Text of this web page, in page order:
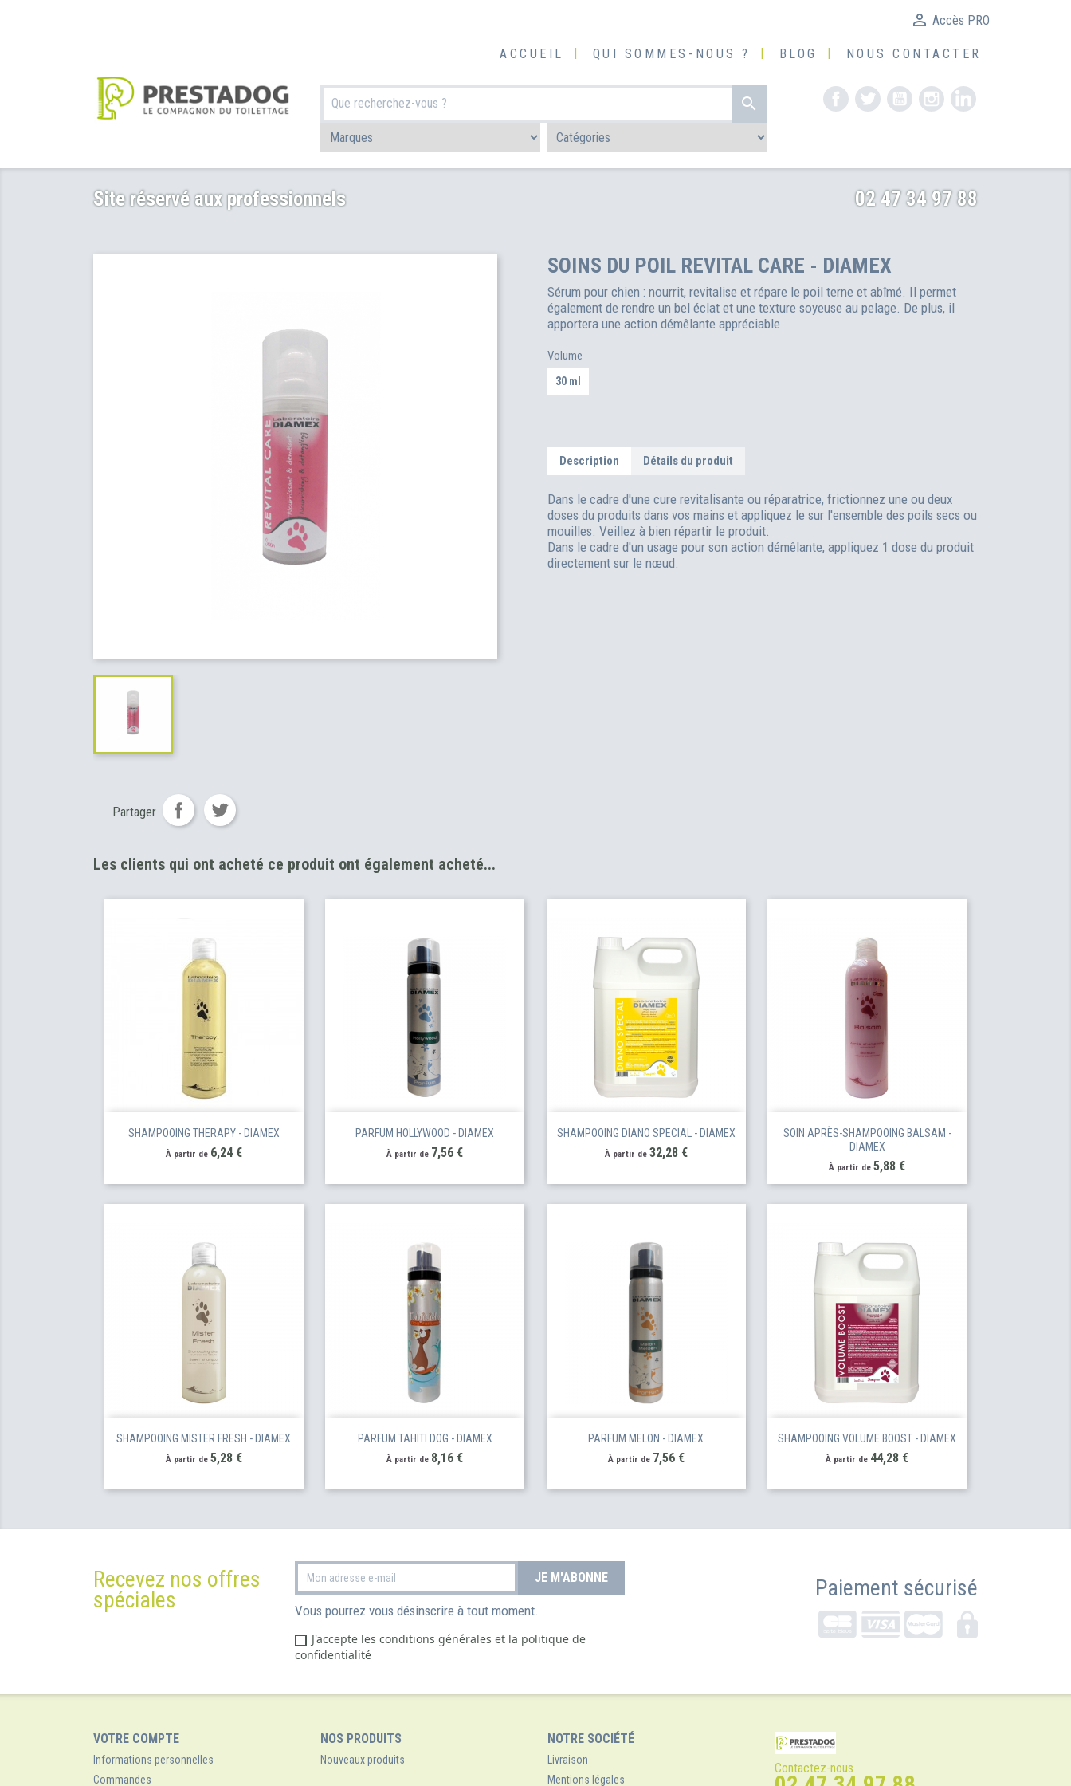
 Accès PRO
ACCUEIL QUI SOMMES-NOUS ? BLOG NOUS CONTACTER

FacebookTwitter YouTubeInstagram
Site réservé aux professionnels 02 47 34 97 88
SOINS DU POIL REVITAL CARE - DIAMEX
Sérum pour chien : nourrit, revitalise et répare le poil terne et abîmé. Il permet
également de rendre un bel éclat et une texture soyeuse au pelage. De plus, il
apportera une action démêlante appréciable
Volume
30 ml
Description Détails du produit
Dans le cadre d'une cure revitalisante ou réparatrice, frictionnez une ou deux
doses du produits dans vos mains et appliquez le sur l'ensemble des poils secs ou
mouilles. Veillez à bien répartir le produit.
Dans le cadre d'un usage pour son action démêlante, appliquez 1 dose du produit
directement sur le nœud.
Partager
Les clients qui ont acheté ce produit ont également acheté...
SHAMPOOING THERAPY - DIAMEX
À partir de Prix
6,24 €
PARFUM HOLLYWOOD - DIAMEX
À partir de Prix
7,56 €
SHAMPOOING DIANO SPECIAL - DIAMEX
À partir de Prix
32,28 €
SOIN APRÈS-SHAMPOOING BALSAM -
DIAMEX
À partir dePrix
5,88 €
SHAMPOOING MISTER FRESH - DIAMEX
À partir de Prix
5,28 €
PARFUM TAHITI DOG - DIAMEX
À partir de Prix
8,16 €
PARFUM MELON - DIAMEX
À partir de Prix
7,56 €
SHAMPOOING VOLUME BOOST - DIAMEX
À partir de Prix
44,28 €
Recevez nos offres
spéciales Vous pourrez vous désinscrire à tout moment.
J'accepte les conditions générales et la politique de
confidentialité
Paiement sécurisé
VOTRE COMPTE
Informations personnelles
Commandes
NOS PRODUITS
Nouveaux produits
NOTRE SOCIÉTÉ
Livraison
Mentions légales
Contactez-nous